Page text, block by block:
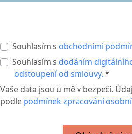
Souhlasím s obchodními
Souhlasím s dodáním
odstoupení od smlouvy. *
Vaše data jsou u mě v bezpečí.
podle podmínek zpracování